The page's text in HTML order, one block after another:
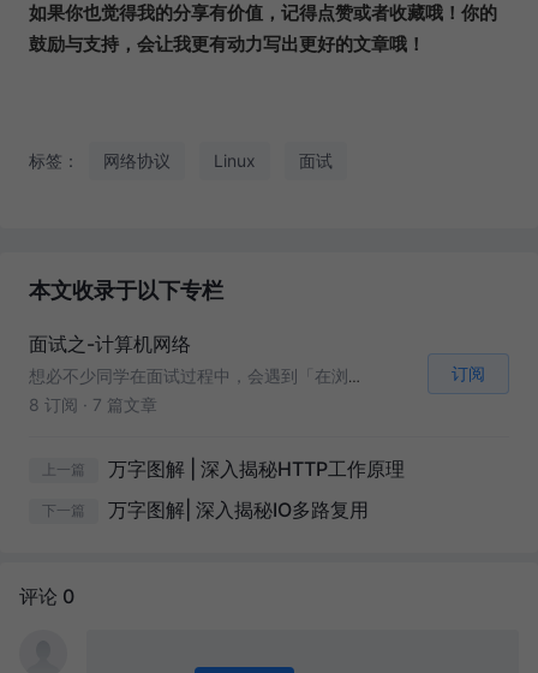
如果你也觉得我的分享有价值，记得点赞或者收藏哦！你的
鼓励与支持，会让我更有动力写出更好的文章哦！
标签： 网络协议 Linux 面试
本文收录于以下专栏
面试之-计算机网络
想必不少同学在面试过程中，会遇到「在浏览器中输入www.baidu.com后，到网页显示，其间发生了什么」类似的面试题。 本专栏将从该背景出发，详细介绍数据包从HTTP层->TCP层->IP层->网卡->互联网->目的地服务器 这中间涉及的知识。 通过本专栏你可以了解到每层的工作原理
8 订阅 · 7 篇文章
订阅
上一篇 万字图解 | 深入揭秘HTTP工作原理
下一篇 万字图解| 深入揭秘IO多路复用
评论 0